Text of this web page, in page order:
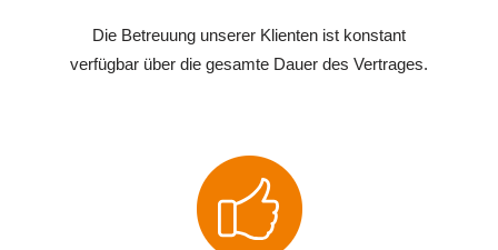
Die Betreuung unserer Klienten ist konstant
verfügbar über die gesamte Dauer des Vertrages.